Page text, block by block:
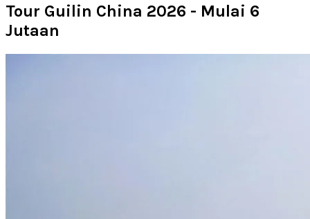
Tour Guilin China 2026 - Mulai 6
Jutaan